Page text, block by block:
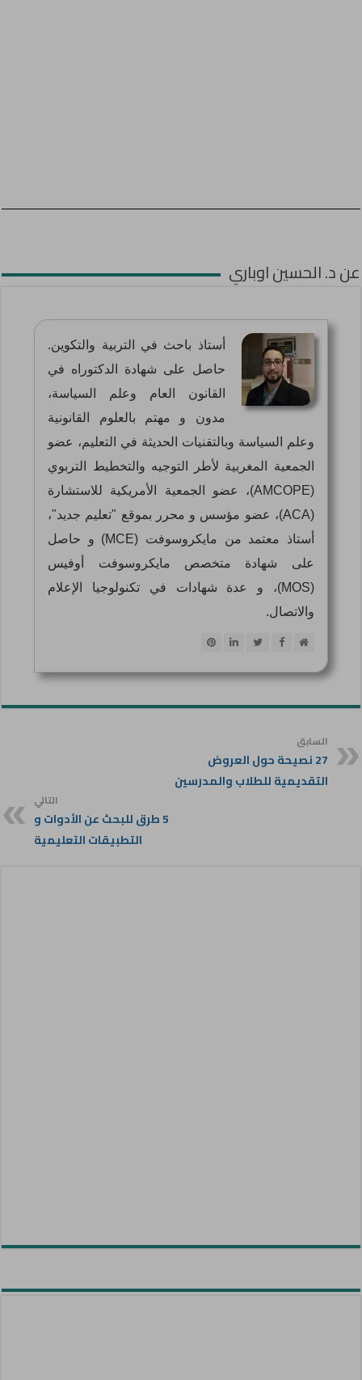
عن د. الحسين اوباري
أستاذ باحث في التربية والتكوين.
حاصل على شهادة الدكتوراه في
القانون العام وعلم السياسة،
مدون و مهتم بالعلوم القانونية
وعلم السياسة وبالتقنيات الحديثة في التعليم، عضو
الجمعية المغربية لأطر التوجيه والتخطيط التربوي
(AMCOPE)، عضو الجمعية الأمريكية للاستشارة
(ACA)، عضو مؤسس و محرر بموقع "تعليم جديد"،
أستاذ معتمد من مايكروسوفت (MCE) و حاصل
على شهادة متخصص مايكروسوفت أوفيس
(MOS)، و عدة شهادات في تكنولوجيا الإعلام
والاتصال.
السابق
27 نصيحة حول العروض
التقديمية للطلاب والمدرسين
التالي
5 طرق للبحث عن الأدوات و
التطبيقات التعليمية